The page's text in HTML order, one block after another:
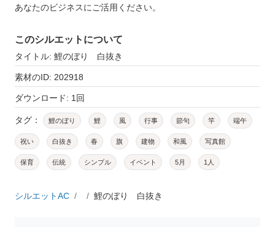
あなたのビジネスにご活用ください。
このシルエットについて
タイトル: 鯉のぼり 白抜き
素材のID: 202918
ダウンロード: 1回
タグ： 鯉のぼり 鯉 風 行事 節句 竿 端午
祝い 白抜き 春 旗 建物 和風 写真館
保育 伝統 シンプル イベント 5月 1人
シルエットAC 鯉のぼり 白抜き